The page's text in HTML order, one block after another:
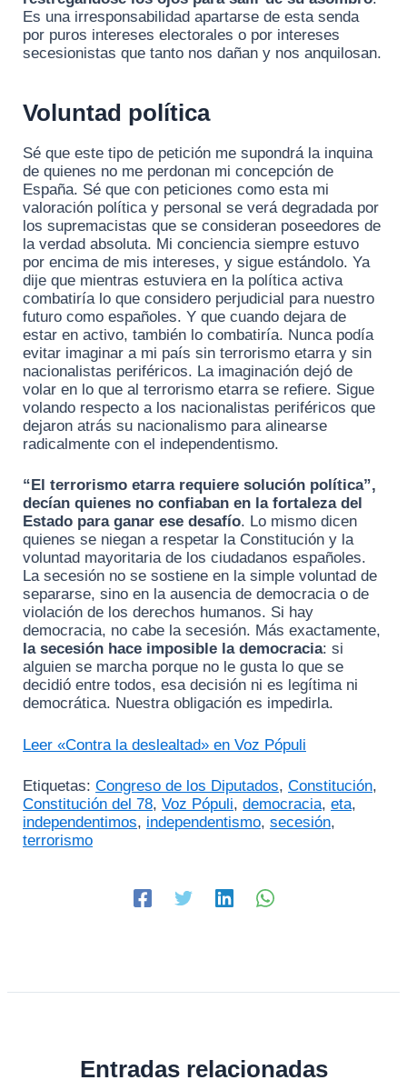
Es una irresponsabilidad apartarse de esta senda
por puros intereses electorales o por intereses
secesionistas que tanto nos dañan y nos anquilosan.
Voluntad política
Sé que este tipo de petición me supondrá la inquina
de quienes no me perdonan mi concepción de
España. Sé que con peticiones como esta mi
valoración política y personal se verá degradada por
los supremacistas que se consideran poseedores de
la verdad absoluta. Mi conciencia siempre estuvo
por encima de mis intereses, y sigue estándolo. Ya
dije que mientras estuviera en la política activa
combatiría lo que considero perjudicial para nuestro
futuro como españoles. Y que cuando dejara de
estar en activo, también lo combatiría. Nunca podía
evitar imaginar a mi país sin terrorismo etarra y sin
nacionalistas periféricos. La imaginación dejó de
volar en lo que al terrorismo etarra se refiere. Sigue
volando respecto a los nacionalistas periféricos que
dejaron atrás su nacionalismo para alinearse
radicalmente con el independentismo.
“El terrorismo etarra requiere solución política”,
decían quienes no confiaban en la fortaleza del
Estado para ganar ese desafío. Lo mismo dicen
quienes se niegan a respetar la Constitución y la
voluntad mayoritaria de los ciudadanos españoles.
La secesión no se sostiene en la simple voluntad de
separarse, sino en la ausencia de democracia o de
violación de los derechos humanos. Si hay
democracia, no cabe la secesión. Más exactamente,
la secesión hace imposible la democracia: si
alguien se marcha porque no le gusta lo que se
decidió entre todos, esa decisión ni es legítima ni
democrática. Nuestra obligación es impedirla.
Leer «Contra la deslealtad» en Voz Pópuli
Etiquetas: Congreso de los Diputados, Constitución,
Constitución del 78, Voz Pópuli, democracia, eta,
independentimos, independentismo, secesión,
terrorismo
Entradas relacionadas